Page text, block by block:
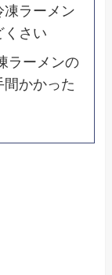
凍ラーメン
くさい
ラーメンの
かかった